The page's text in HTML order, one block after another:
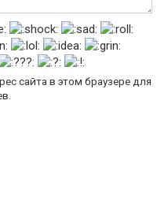
сайта в этом браузере для